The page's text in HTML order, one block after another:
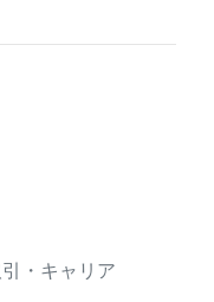
・キャリア